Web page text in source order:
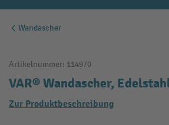
Wandascher
Artikelnummer: 114970
VAR® Wandascher,
Zur Produktbeschreibung